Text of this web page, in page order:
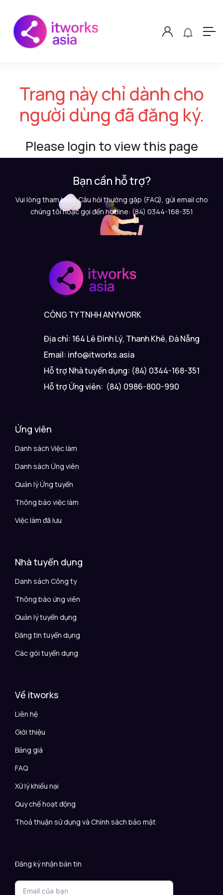
Trang này chỉ dành cho
người dùng đã đăng ký.
Please login to view this page
Bạn cần hỗ trợ?
Vui lòng tham khảo Câu hỏi thường gặp (FAQ), gửi email cho
chúng tôi hoặc gọi đến hotline: (84) 0344-168-351
CÔNG TY TNHH ANYWORK
Địa chỉ: 164 Lê Đình Lý, Thanh Khê, Đà Nẵng
Email: info@itworks.asia
Hỗ trợ Nhà tuyển dụng: (84) 0344-168-351
Hỗ trợ Ứng viên: (84) 0986-800-990
Ứng viên
Danh sách Việc làm
Danh sách Ứng viên
Quản lý Ứng tuyển
Thông báo việc làm
Việc làm đã lưu
Nhà tuyển dụng
Danh sách Công ty
Thông báo ứng viên
Quản lý tuyển dụng
Đăng tin tuyển dụng
Các gói tuyển dụng
Về itworks
Liên hệ
Giới thiệu
Bảng giá
FAQ
Xử lý khiếu nại
Quy chế hoạt động
Thoả thuận sử dụng và Chính sách bảo mật
Đăng ký nhận bản tin